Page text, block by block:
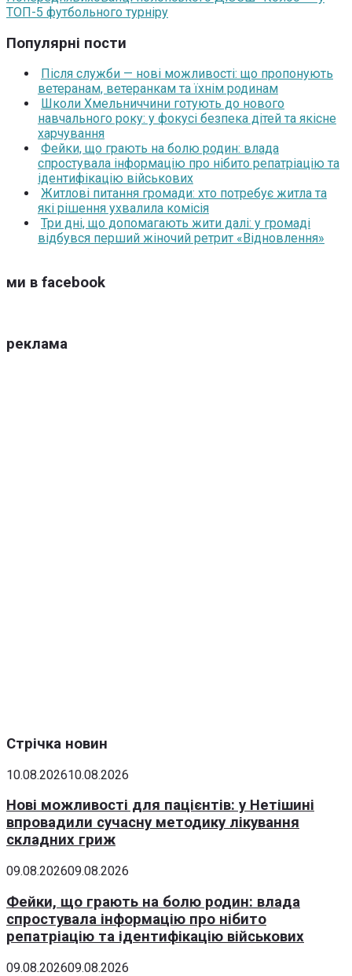
ТОП-5 футбольного турніру
Популярні пости
Після служби — нові можливості: що пропонують
ветеранам, ветеранкам та їхнім родинам
Школи Хмельниччини готують до нового
навчального року: у фокусі безпека дітей та якісне
харчування
Фейки, що грають на болю родин: влада
спростувала інформацію про нібито репатріацію та
ідентифікацію військових
Житлові питання громади: хто потребує житла та
які рішення ухвалила комісія
Три дні, що допомагають жити далі: у громаді
відбувся перший жіночий ретрит «Відновлення»
ми в facebook
реклама
Стрічка новин
10.08.202610.08.2026
Нові можливості для пацієнтів: у Нетішині
впровадили сучасну методику лікування
складних гриж
09.08.202609.08.2026
Фейки, що грають на болю родин: влада
спростувала інформацію про нібито
репатріацію та ідентифікацію військових
09.08.202609.08.2026